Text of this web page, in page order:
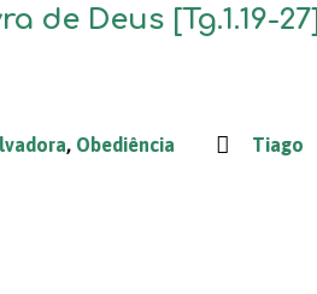
de Deus [Tg.1.19-27]
, Obediência Tiago